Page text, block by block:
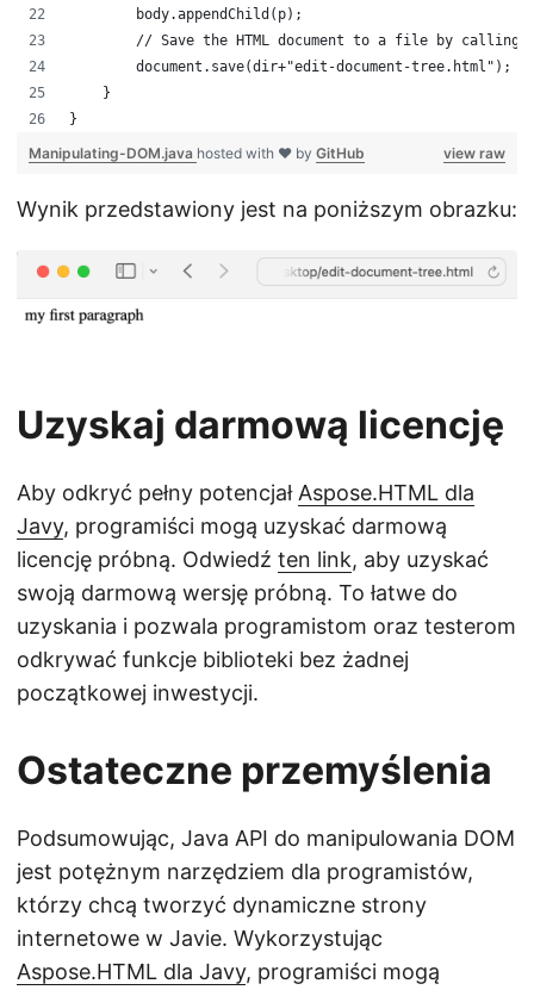
        body.appendChild(p);
// Save the HTML document to a file by calling
        document.save(dir+"edit-document-tree.html");
    }
}
view raw
Manipulating-DOM.java hosted with ❤ by GitHub
Wynik przedstawiony jest na poniższym obrazku:
Uzyskaj darmową licencję
Aby odkryć pełny potencjał Aspose.HTML dla
Javy, programiści mogą uzyskać darmową
licencję próbną. Odwiedź ten link, aby uzyskać
swoją darmową wersję próbną. To łatwe do
uzyskania i pozwala programistom oraz testerom
odkrywać funkcje biblioteki bez żadnej
początkowej inwestycji.
Ostateczne przemyślenia
Podsumowując, Java API do manipulowania DOM
jest potężnym narzędziem dla programistów,
którzy chcą tworzyć dynamiczne strony
internetowe w Javie. Wykorzystując
Aspose.HTML dla Javy, programiści mogą